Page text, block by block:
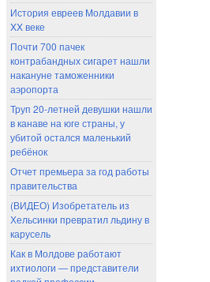
История евреев Молдавии в
XX веке
Почти 700 пачек
контрабандных сигарет нашли
накануне таможенники
аэропорта
Труп 20-летней девушки нашли
в канаве на юге страны, у
убитой остался маленький
ребёнок
Отчет премьера за год работы
правительства
(ВИДЕО) Изобретатель из
Хельсинки превратил льдину в
карусель
Как в Молдове работают
ихтиологи — представители